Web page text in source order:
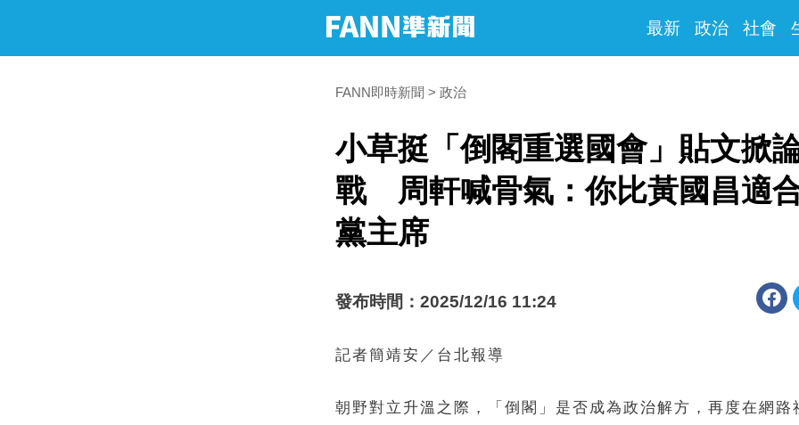
最新 政治 社會
FANN即時新聞 政治
小草挺「倒閣重選國會」貼文掀
戰 周軒喊骨氣：你比黃國昌適
黨主席
發布時間：2025/12/16 11:24
記者簡靖安／台北報導
朝野對立升溫之際，「倒閣」是否成為政治解方，再度在網路